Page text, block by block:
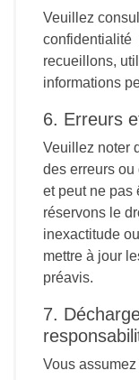
Veuillez
confidentialité
recueillons,
informations
6. Erreurs
Veuillez noter
des erreurs
et peut ne pas
réservons le
inexactitude
mettre à jour
préavis.
7.
Vous